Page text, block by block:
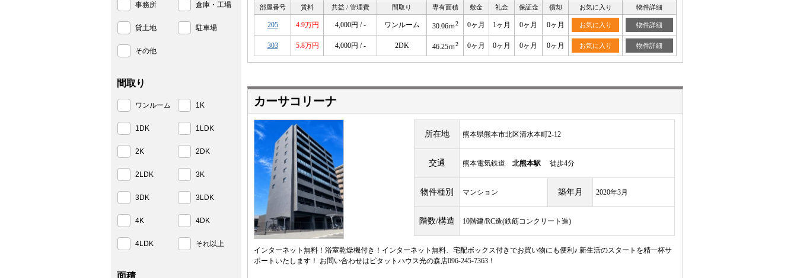
部屋番号 賃料 共益 / 管理費 間取り 専有面積 敷金 礼金 保証金 償却 お気に入り 物件詳細
205 4.9万円 4,000円 / - ワンルーム 30.06ｍ2 0ヶ月 1ヶ月 0ヶ月 0ヶ月 お気に入り 物件詳細
303 5.8万円 4,000円 / - 2DK 46.25ｍ2 0ヶ月 0ヶ月 0ヶ月 0ヶ月 お気に入り 物件詳細
カーサコリーナ
所在地 熊本県熊本市北区清水本町2-12
交通 熊本電気鉄道 北熊本駅 徒歩4分
物件種別 マンション 築年月 2020年3月
階数/構造 10階建/RC造(鉄筋コンクリート造)
インターネット無料！浴室乾燥機付き！インターネット無料、宅配ボックス付きでお買い物にも便利♪ 新生活のスタートを精一杯サ
ポートいたします！ お問い合わせはピタットハウス光の森店096-245-7363！
事務所 倉庫・工場
貸土地 駐車場
その他
間取り
ワンルーム 1K
1DK 1LDK
2K 2DK
2LDK 3K
3DK 3LDK
4K 4DK
4LDK それ以上
面積